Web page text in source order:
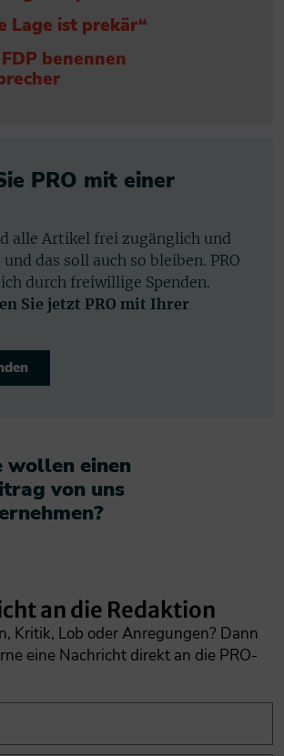
Lage ist prekär“
benennen
PRO mit einer
alle Artikel frei zugänglich und
das soll auch so bleiben. PRO
durch freiwillige Spenden.
Sie jetzt PRO mit Ihrer
wollen einen
von uns
an die Redaktion
Kritik, Lob oder Anregungen? Dann
eine Nachricht direkt an die PRO-